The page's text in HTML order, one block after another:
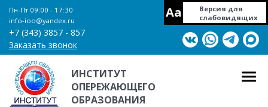
Пн-Пт 09:00 - 17:30
info-ioo@yandex.ru
+7 (343) 3857 - 857
Заказать звонок
Aa
Версия для
слабовидящих
ИНСТИТУТ
ОПЕРЕЖАЮЩЕГО
ОБРАЗОВАНИЯ